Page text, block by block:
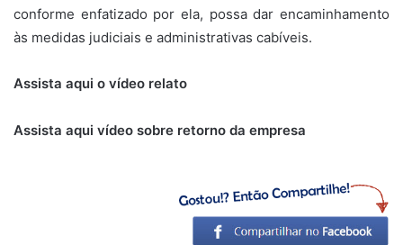
conforme enfatizado por ela, possa dar encaminhamento
às medidas judiciais e administrativas cabíveis.
Assista aqui o vídeo relato
Assista aqui vídeo sobre retorno da empresa